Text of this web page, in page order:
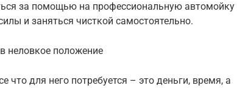
за помощью на профессиональную автомойку
и заняться чисткой самостоятельно.
неловкое положение
что для него потребуется – это деньги, время, а